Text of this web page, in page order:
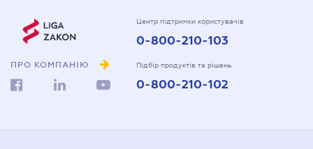
ПРО КОМПАНІЮ
Центр підтримки користувачів
0-800-210-103
Підбір продуктів та рішень
0-800-210-102